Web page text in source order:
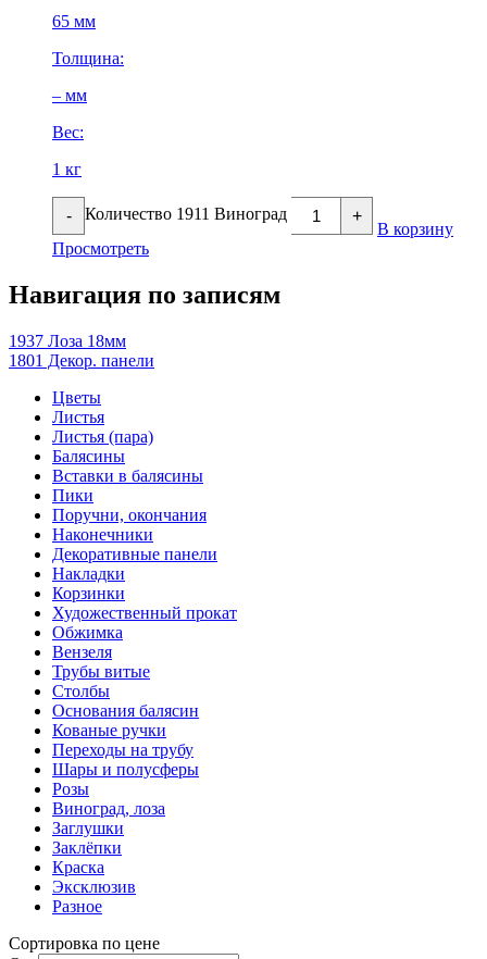
65 мм
Толщина:
– мм
Вес:
1 кг
- Количество 1911 Виноград +
В корзину
Просмотреть
Навигация по записям
1937 Лоза 18мм
1801 Декор. панели
Цветы
Листья
Листья (пара)
Балясины
Вставки в балясины
Пики
Поручни, окончания
Наконечники
Декоративные панели
Накладки
Корзинки
Художественный прокат
Обжимка
Вензеля
Трубы витые
Столбы
Основания балясин
Кованые ручки
Переходы на трубу
Шары и полусферы
Розы
Виноград, лоза
Заглушки
Заклёпки
Краска
Эксклюзив
Разное
Сортировка по цене